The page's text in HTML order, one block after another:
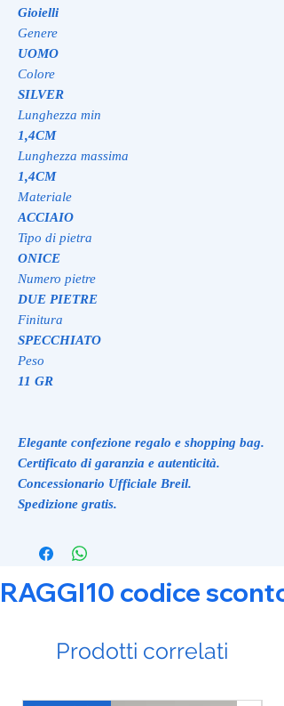
Gioielli
Genere
UOMO
Colore
SILVER
Lunghezza min
1,4CM
Lunghezza massima
1,4CM
Materiale
ACCIAIO
Tipo di pietra
ONICE
Numero pietre
DUE PIETRE
Finitura
SPECCHIATO
Peso
11 GR
Elegante confezione regalo e shopping bag.
Certificato di garanzia e autenticità.
Concessionario Ufficiale Breil.
Spedizione gratis.
RAGGI10 codice
Prodotti correlati